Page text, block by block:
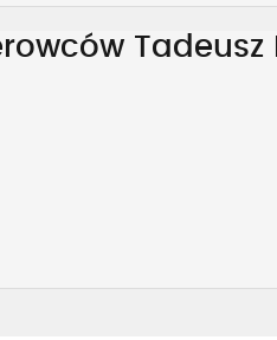
Tadeusz